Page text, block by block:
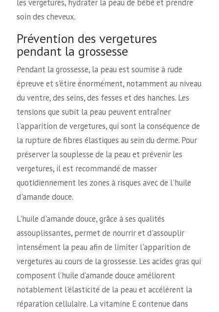
les vergetures, hydrater la peau de bébé et prendre
soin des cheveux.
Prévention des vergetures
pendant la grossesse
Pendant la grossesse, la peau est soumise à rude
épreuve et s'étire énormément, notamment au niveau
du ventre, des seins, des fesses et des hanches. Les
tensions que subit la peau peuvent entraîner
l'apparition de vergetures, qui sont la conséquence de
la rupture de fibres élastiques au sein du derme. Pour
préserver la souplesse de la peau et prévenir les
vergetures, il est recommandé de masser
quotidiennement les zones à risques avec de l'huile
d'amande douce.
L'huile d'amande douce, grâce à ses qualités
assouplissantes, permet de nourrir et d'assouplir
intensément la peau afin de limiter l'apparition de
vergetures au cours de la grossesse. Les acides gras qui
composent l’huile d‘amande douce améliorent
notablement l'élasticité de la peau et accélèrent la
réparation cellulaire. La vitamine E contenue dans